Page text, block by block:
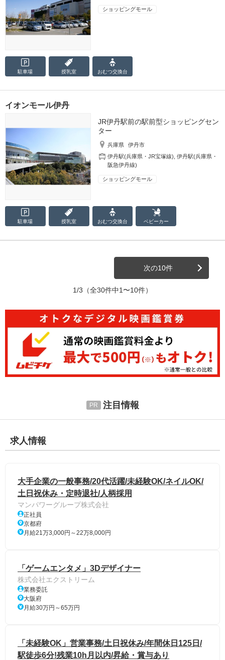
ショッピングモール
駐車場 授乳室 おむつ交換台
イオンモール伊丹
JR伊丹駅前の駅前型ショッピングセン
ター
兵庫県
伊丹市
伊丹駅(兵庫県・JR宝塚線) ,伊丹駅(兵庫県・
阪急伊丹線)
ショッピングモール
駐車場 授乳室 おむつ交換台 ベビーカー
次の10件
1/3 （全30件中1〜10件）
注目情報
求人情報
大手企業の一般事務/20代活躍/未経験OK/ネイルOK/
土日祝休み・定時退社/人柄採用
マンパワーグループ株式会社
正社員
京都府
月給21万3,000円～22万8,000円
「ゲームエンタメ」3Dデザイナー
株式会社エクストリーム
業務委託
大阪府
月給30万円～65万円
「未経験OK」営業事務/土日祝休み/年間休日125日/
駅徒歩6分!残業10h月以内/昇給・賞与あり